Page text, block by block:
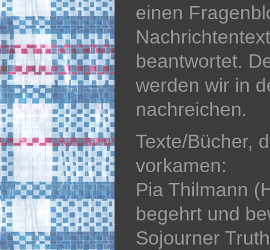
einen
beantwortet.
werden wir in
nachreichen.
Texte/Bücher,
vorkamen:
Pia Thilmann
begehrt und
Sojourner